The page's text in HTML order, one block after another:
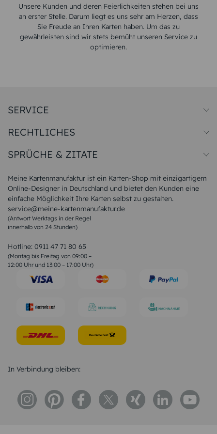
Unsere Kunden und deren Feierlichkeiten stehen bei uns
an erster Stelle. Darum liegt es uns sehr am Herzen, dass
Sie Freude an Ihren Karten haben. Um das zu
gewährleisten sind wir stets bemüht unseren Service zu
optimieren.
Meine Kartenmanufaktur ist ein Karten-Shop mit einzigartigem
Online-Designer in Deutschland und bietet den Kunden eine
einfache Möglichkeit Ihre Karten selbst zu gestalten.
service@meine-kartenmanufaktur.de
(Antwort Werktags in der Regel
innerhalb von 24 Stunden)
Hotline: 0911 47 71 80 65
(Montag bis Freitag von 09:00 –
12:00 Uhr und 13:00 – 17:00 Uhr)
SERVICE
Papiersorten
Unsere Produktion
Magazin
FAQ
RECHTLICHES
Widerrufsbelehrung
SPRÜCHE & ZITATE
Liebeskummer Sprüche
Sommer Sprüche
Muttertagssprüche
Sprüche zur Hochzeit
Sprüche zur Konfirmation & Kommunion
Weihnachtsgedichte
Liebessprüche
Geburtstagssprüche
Trauersprüche
Konfirmation Glückwünsche
In Verbindung bleiben: